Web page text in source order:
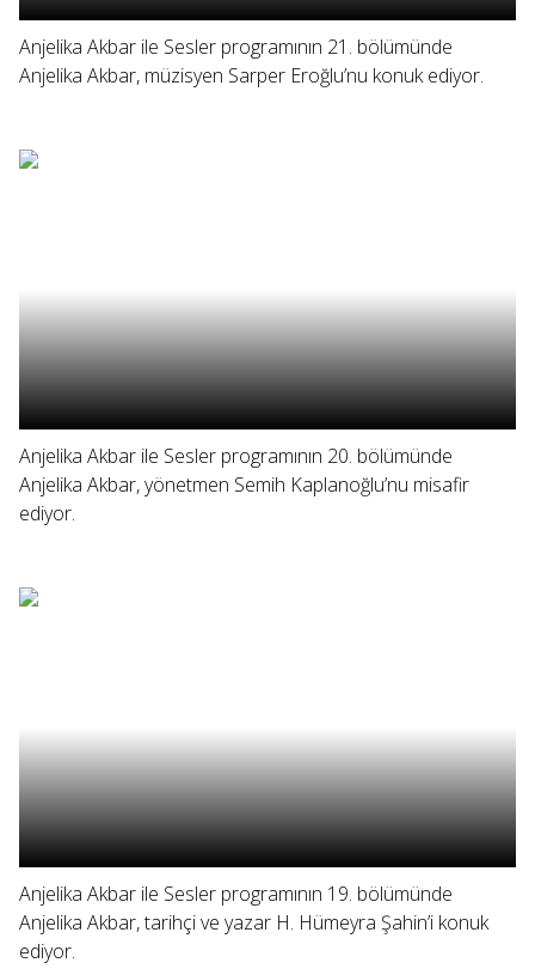
Anjelika Akbar ile Sesler programının 21. bölümünde
Anjelika Akbar, müzisyen Sarper Eroğlu’nu konuk ediyor.
Anjelika Akbar ile Sesler programının 20. bölümünde
Anjelika Akbar, yönetmen Semih Kaplanoğlu’nu misafir
ediyor.
Anjelika Akbar ile Sesler programının 19. bölümünde
Anjelika Akbar, tarihçi ve yazar H. Hümeyra Şahin’i konuk
ediyor.